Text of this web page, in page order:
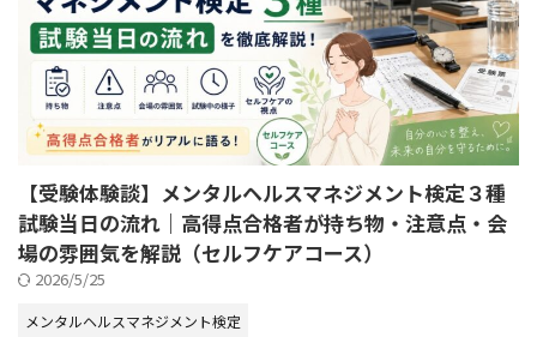
【受験体験談】メンタルヘルスマネジメント検定３種
試験当日の流れ｜高得点合格者が持ち物・注意点・会
場の雰囲気を解説（セルフケアコース）
2026/5/25
メンタルヘルスマネジメント検定